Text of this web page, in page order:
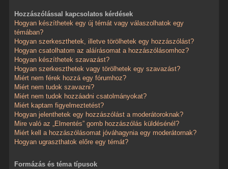
Hozzászólással kapcsolatos kérdések
Hogyan készíthetek egy új témát vagy válaszolhatok egy
témában?
Hogyan szerkeszthetek, illetve törölhetek egy hozzászólást?
Hogyan csatolhatom az aláírásomat a hozzászólásomhoz?
Hogyan készíthetek szavazást?
Hogyan szerkeszthetek vagy törölhetek egy szavazást?
Miért nem férek hozzá egy fórumhoz?
Miért nem tudok szavazni?
Miért nem tudok hozzáadni csatolmányokat?
Miért kaptam figyelmeztetést?
Hogyan jelenthetek egy hozzászólást a moderátoroknak?
Mire való az „Elmentés” gomb hozzászólás küldésénél?
Miért kell a hozzászólásomat jóváhagynia egy moderátornak?
Hogyan ugraszthatok előre egy témát?
Formázás és téma típusok